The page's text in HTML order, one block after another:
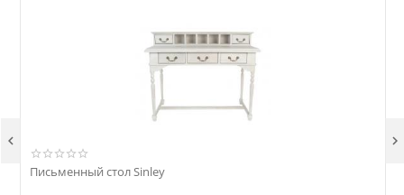
Письменный стол Sinley
 